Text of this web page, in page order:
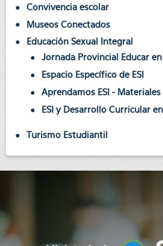
Convivencia escolar
Museos Conectados
Educación Sexual Integral
Jornada Provincial Educar
Espacio Específico de ESI
Aprendamos ESI -
ESI y Desarrollo Curricular
Turismo Estudiantil